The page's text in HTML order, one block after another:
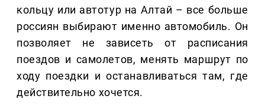
кольцу или автотур на Алтай – все больше
россиян выбирают именно автомобиль. Он
позволяет не зависеть от расписания
поездов и самолетов, менять маршрут по
ходу поездки и останавливаться там, где
действительно хочется.